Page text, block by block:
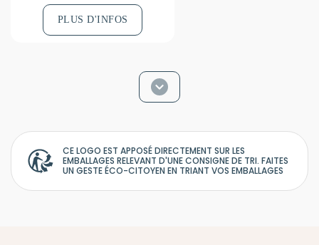
PLUS D'INFOS
CE LOGO EST APPOSÉ DIRECTEMENT SUR LES
EMBALLAGES RELEVANT D'UNE CONSIGNE DE TRI. FAITES
UN GESTE ÉCO-CITOYEN EN TRIANT VOS EMBALLAGES